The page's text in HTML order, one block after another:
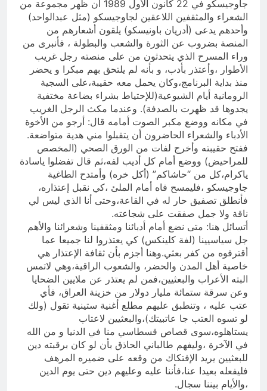
جاوجيسكو في 22 كانون الأول 1989 أن ظهر مجموعة من
الشعراء والمثقفين اللاعقين لجاوجيسكو (مثل عبدالواحد)
وأحدهم يدعى (أدريان باونيسكو) يلقون أشعارهم من
المنصة بضروب عن الثورة والشعب والبطولة ، فأنبرى من
وراء المسرح الذي يتحدثون من على منصته رجل غريب
الأطوار ،وأعتذر بأدب، و بأنه لم يلتحق بهم مبكرا و يحضر
منذ بداية البرنامج،وكان يحمل معه حقيبة،على السجية
الرومانية أيام الشيوعية(للإحتياط بشراء بضاعة مختفية
يجدوها قد ظهرت بالصدفة). وعندما مكث الرجل الغريب
في مكانه ووضع مكبر الصوت أمامه قال: أرجو من الأخوة
الأدباء والشعراء الحاضرون أن يتقبلوا مني هدية متواضعة.
ففتح حقيبته وأخرج لفات من الورق الصحي (المخصص
للمراحيض) ووضع أمام كل أديب لفه،ثم قال تفضلوا ياسادة
ياكرام،كل من “حاشاكم” (أكل خره) وأمتدح الطاغية
جاوجيسكو ،فليمسح فاه أمام الملئ ،كي نقبل إعتذاره،
فأنطلق تصفيق حار له في القاعة،وحتى أنا الذي ليس لي
ناقة ولا جمل صفقت على شجاعته.
أتسائل هنا: متى نضع أمام أدبائنا ومثقفينا وشعرائنا والأهم
جل سياسيينا (لفة كلينكس) كي يعتذروا لنا جميعا عما
أقترفوه من كفر بعثي.وهنا أجزم بأن ثقافة الإعتذار هي
خاصية أهل المدن والحضر، والشعوب الراقية،وهي لاتمس
البته الأعراب والبعثيين،فمن لم يعتذر عن ملايين الضحايا
وعن سرقة ستمائة مليار دولار من خزينة العراق، فأي
عتب عليه ، وتنطبق عليهم مطلع أغنية ستينية تقول (ولك
لو تسوه العتب جا عاتبيتك)،والبعثيين لاعتاب
يستاهلوه،سوى قصاص قسطاسي منا في الدنيا و من الله
في الآخرة ،وليفهم طالباني الحاذق بأن لو كان برقبته دين
للبعثيين يريد الإفتكاك من وقعه على ضميره المرهف
فليفعله بعيدا عنا،فأننا عليه وعليهم دين حتى يوم الدين
،والأيام بيننا سجال.